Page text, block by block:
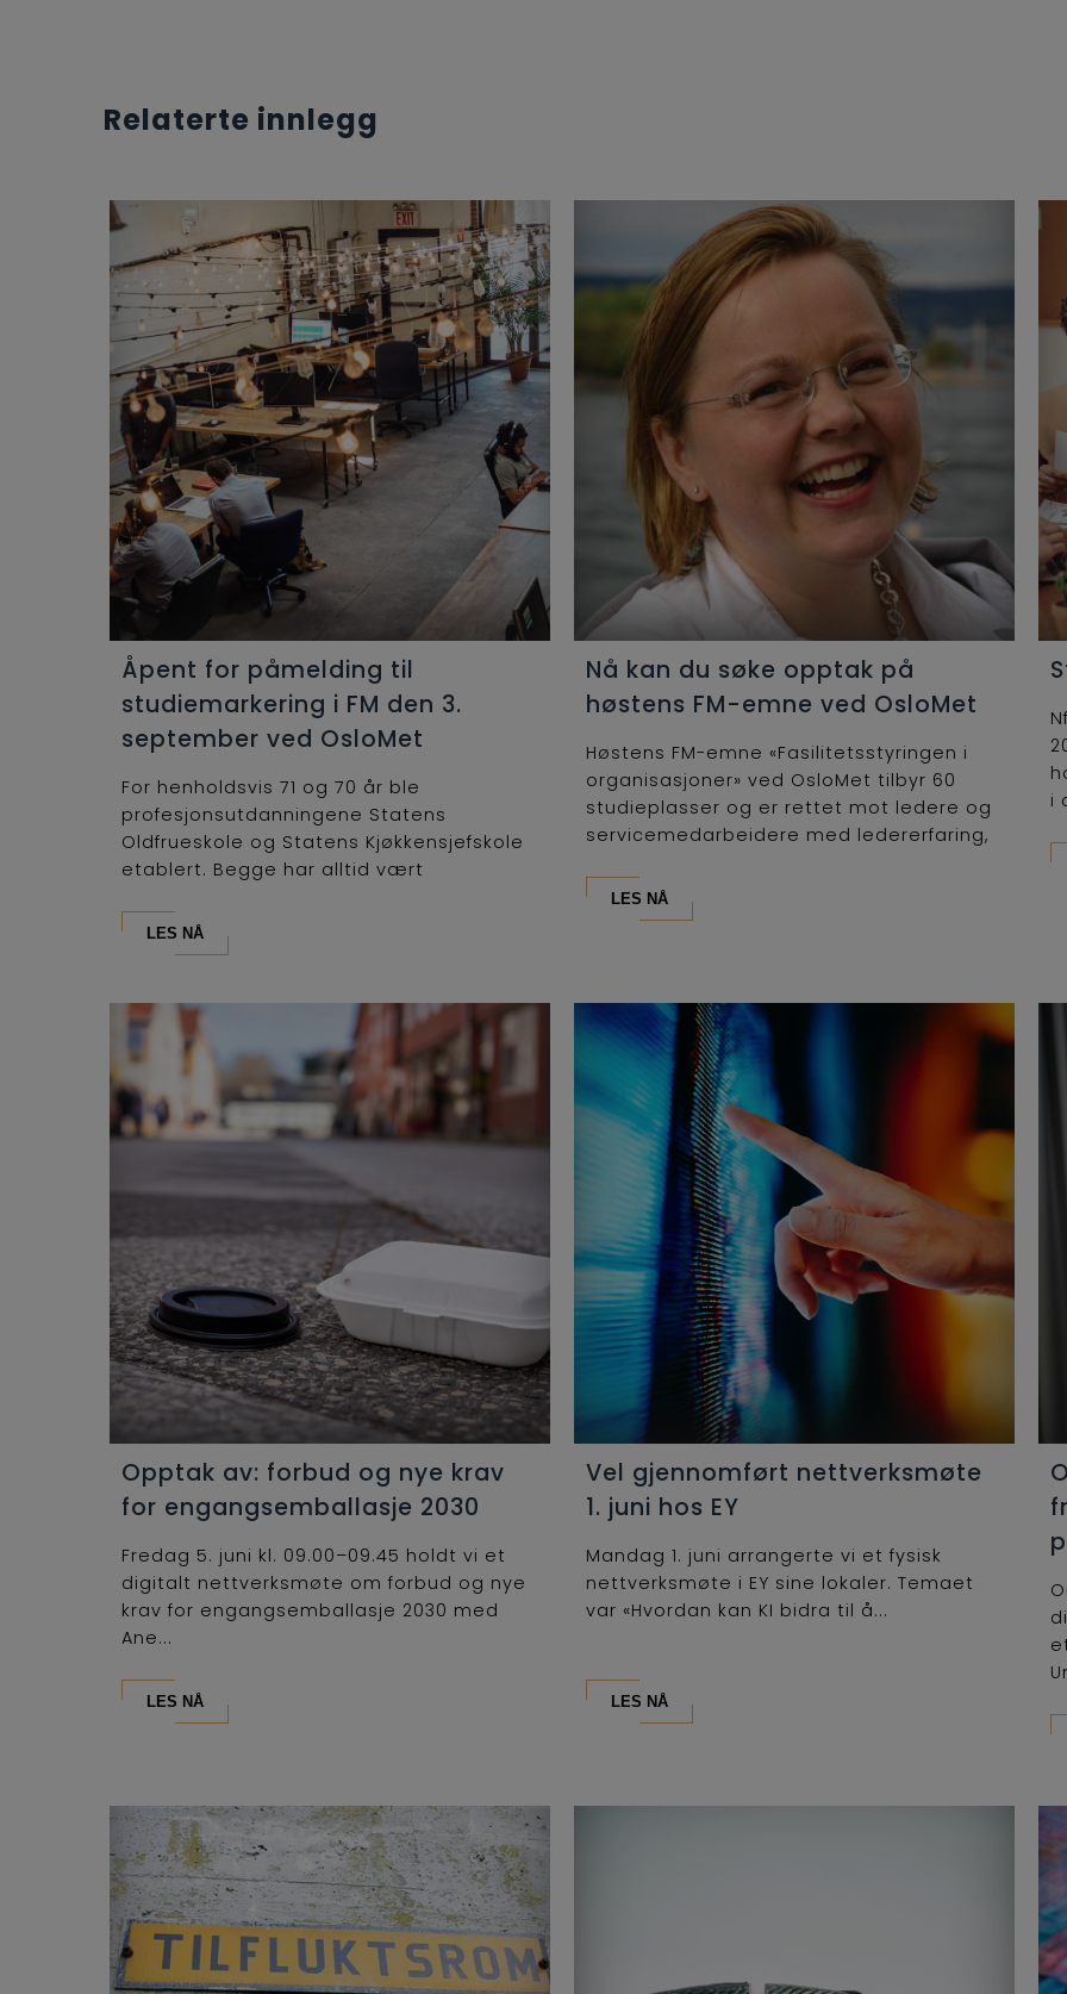
Relaterte innlegg
Åpent for påmelding til
studiemarkering i FM den 3.
september ved OsloMet
For henholdsvis 71 og 70 år ble
profesjonsutdanningene Statens
Oldfrueskole og Statens Kjøkkensjefskole
etablert. Begge har alltid vært
LES NÅ
Nå kan du søke opptak på
høstens FM-emne ved OsloMet
Høstens FM-emne «Fasilitetsstyringen i
organisasjoner» ved OsloMet tilbyr 60
studieplasser og er rettet mot ledere og
servicemedarbeidere med ledererfaring,
LES NÅ
i
Opptak av: forbud og nye krav
for engangsemballasje 2030
Fredag 5. juni kl. 09.00–09.45 holdt vi et
digitalt nettverksmøte om forbud og nye
krav for engangsemballasje 2030 med
Ane...
LES NÅ
Vel gjennomført nettverksmøte
1. juni hos EY
Mandag 1. juni arrangerte vi et fysisk
nettverksmøte i EY sine lokaler. Temaet
var «Hvordan kan KI bidra til å...
LES NÅ